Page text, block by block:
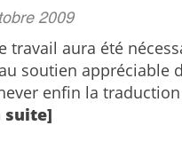
2009
travail aura été
soutien appréciable
enfin la
suite]